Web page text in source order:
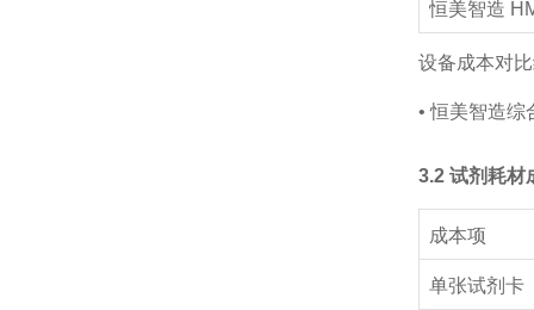
恒美智造
设备成本对
• 恒美智造综
3.2 试剂耗材
成本项
单张试剂卡